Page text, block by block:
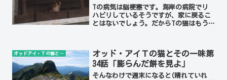
Tの病気は脳梗塞です。海岸の病院でリ
ハビリしているそうですが、家に戻るこ
とはないでしょう。だからTの猫はもうT
で農業をしていた時代、育苗用のビニー
ルハウスが二棟、そこに...
オッドアイ・Ｔの猫とその一味
オッド・アイＴの猫とその一味第
34話「膨らんだ餅を見よ」
そんなわけで週末になると(晴れていれ